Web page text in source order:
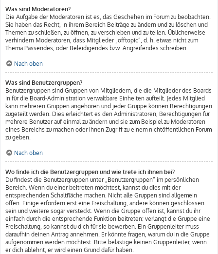
Was sind Moderatoren?
Die Aufgabe der Moderatoren ist es, das Geschehen im Forum zu beobachten.
Sie haben das Recht, in ihrem Bereich Beiträge zu ändern und zu löschen und
Themen zu schließen, zu öffnen, zu verschieben und zu teilen. Üblicherweise
verhindern Moderatoren, dass Mitglieder „offtopic“, d. h. etwas nicht zum
Thema Passendes, oder Beleidigendes bzw. Angreifendes schreiben.
Nach oben
Was sind Benutzergruppen?
Benutzergruppen sind Gruppen von Mitgliedern, die die Mitglieder des Boards
in für die Board-Administration verwaltbare Einheiten aufteilt. Jedes Mitglied
kann mehreren Gruppen angehören und jeder Gruppe können Berechtigungen
zugeteilt werden. Dies erleichtert es den Administratoren, Berechtigungen für
mehrere Benutzer auf einmal zu ändern und sie zum Beispiel zu Moderatoren
eines Bereichs zu machen oder ihnen Zugriff zu einem nichtöffentlichen Forum
zu geben.
Nach oben
Wo finde ich die Benutzergruppen und wie trete ich ihnen bei?
Du findest die Benutzergruppen unter „Benutzergruppen“ im persönlichen
Bereich. Wenn du einer beitreten möchtest, kannst du dies mit der
entsprechenden Schaltfläche machen. Nicht alle Gruppen sind allgemein
offen. Einige erfordern erst eine Freischaltung, andere können geschlossen
sein und weitere sogar versteckt. Wenn die Gruppe offen ist, kannst du ihr
einfach durch die entsprechende Funktion beitreten; verlangt die Gruppe eine
Freischaltung, so kannst du dich für sie bewerben. Ein Gruppenleiter muss
daraufhin deinen Antrag annehmen. Er könnte fragen, warum du in die Gruppe
aufgenommen werden möchtest. Bitte belästige keinen Gruppenleiter, wenn
er dich ablehnt, er wird einen Grund dafür haben.